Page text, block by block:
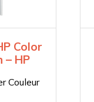
Color
– HP
Couleur